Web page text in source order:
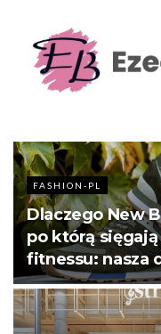
FASHION-PL
Dlaczego New
po którą
fitnessu: nasza